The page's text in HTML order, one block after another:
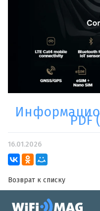
PDF
16.01.2026
Возврат к списку